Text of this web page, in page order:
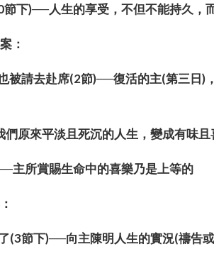
下)──人生的享受，不但不能持久，
案：
被請去赴席(2節)──復活的主(第三日)
們原來平淡且死沉的人生，變成有味
主所賞賜生命中的喜樂乃是上等的
：
(3節下)──向主陳明人生的實況(禱